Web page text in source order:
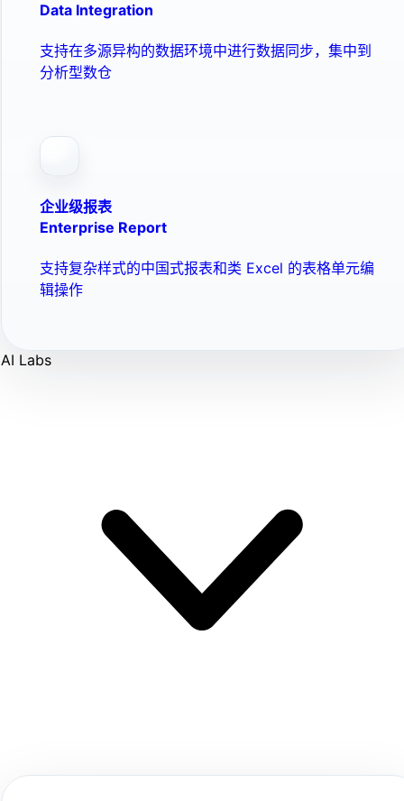
Data Integration
支持在多源异构的数据环境中进行数据同步，集中到
分析型数仓
企业级报表
Enterprise Report
支持复杂样式的中国式报表和类 Excel 的表格单元编
辑操作
AI Labs